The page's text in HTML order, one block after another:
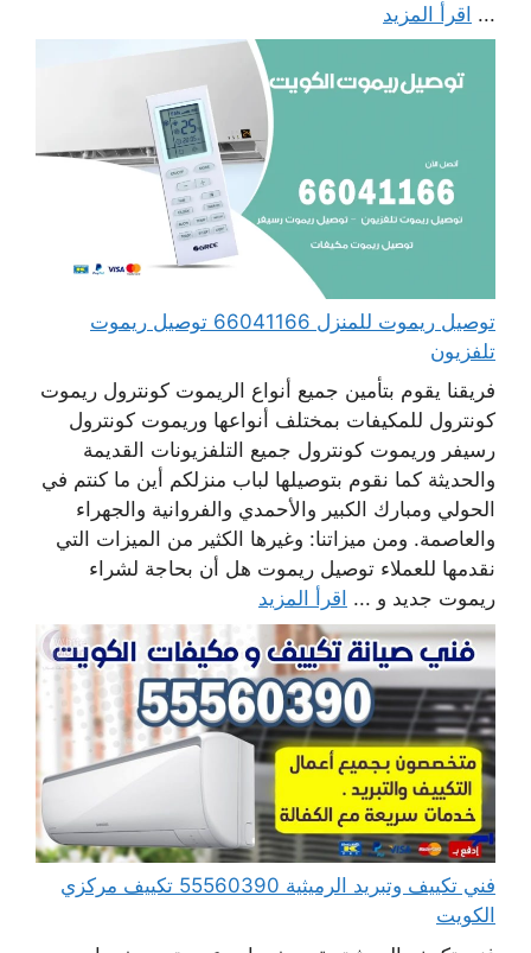
... اقرأ المزيد
توصيل ريموت للمنزل 66041166 توصيل ريموت
تلفزيون
فريقنا يقوم بتأمين جميع أنواع الريموت كونترول ريموت
كونترول للمكيفات بمختلف أنواعها وريموت كونترول
رسيفر وريموت كونترول جميع التلفزيونات القديمة
والحديثة كما نقوم بتوصيلها لباب منزلكم أين ما كنتم في
الحولي ومبارك الكبير والأحمدي والفروانية والجهراء
والعاصمة. ومن ميزاتنا: وغيرها الكثير من الميزات التي
نقدمها للعملاء توصيل ريموت هل أن بحاجة لشراء
ريموت جديد و ... اقرأ المزيد
فني تكييف وتبريد الرميثية 55560390 تكييف مركزي
الكويت